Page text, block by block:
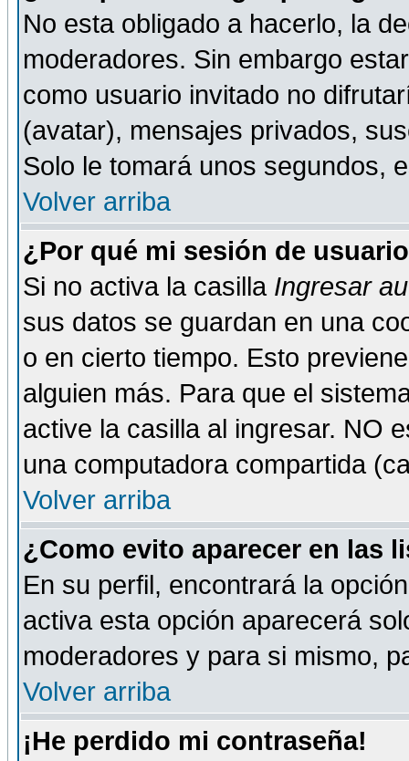
No esta obligado a hacerlo, la
moderadores. Sin embargo
como usuario invitado no
(avatar), mensajes privados,
Solo le tomará unos segundos,
Volver arriba
¿Por qué mi sesión de
Si no activa la casilla Ingresar
sus datos se guardan en una
o en cierto tiempo. Esto
alguien más. Para que el
active la casilla al ingresar. NO
una computadora compartida
Volver arriba
¿Como evito aparecer en las
En su perfil, encontrará la
activa esta opción aparecerá
moderadores y para si mismo,
Volver arriba
¡He perdido mi contraseña!